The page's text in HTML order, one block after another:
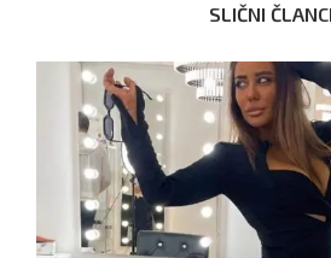
SLIČNI ČLANCI